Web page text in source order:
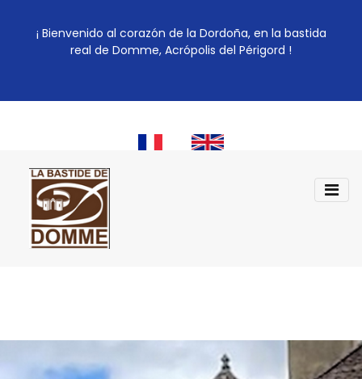
¡ Bienvenido al corazón de la Dordoña, en la bastida
real de Domme, Acrópolis del Périgord !